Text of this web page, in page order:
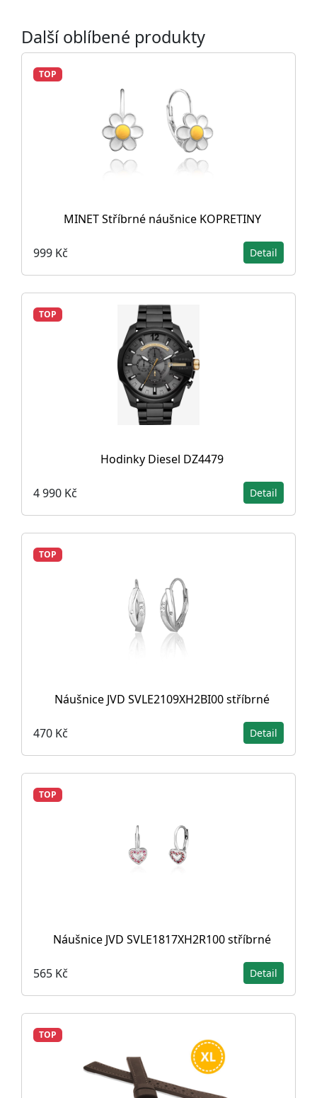
Další oblíbené produkty
TOP
MINET Stříbrné náušnice KOPRETINY
999 Kč Detail
TOP
Hodinky Diesel DZ4479
4 990 Kč Detail
TOP
Náušnice JVD SVLE2109XH2BI00 stříbrné
470 Kč Detail
TOP
Náušnice JVD SVLE1817XH2R100 stříbrné
565 Kč Detail
TOP